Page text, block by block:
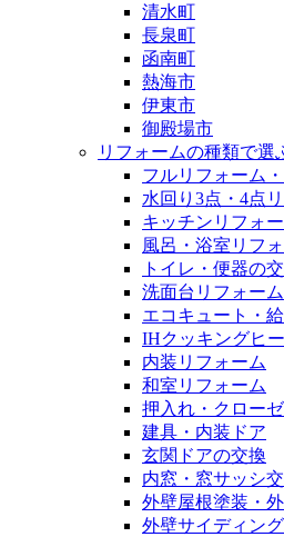
清水町
長泉町
函南町
熱海市
伊東市
御殿場市
リフォームの種類で選
フルリフォーム
水回り3点・4点
キッチンリフォ
風呂・浴室リフ
トイレ・便器の
洗面台リフォーム
エコキュート・
IHクッキングヒ
内装リフォーム
和室リフォーム
押入れ・クローゼ
建具・内装ドア
玄関ドアの交換
内窓・窓サッシ
外壁屋根塗装・
外壁サイディン